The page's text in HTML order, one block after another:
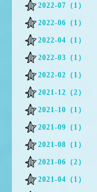
2022-07（1）
2022-06（1）
2022-04（1）
2022-03（1）
2022-02（1）
2021-12（2）
2021-10（1）
2021-09（1）
2021-08（1）
2021-06（2）
2021-04（1）